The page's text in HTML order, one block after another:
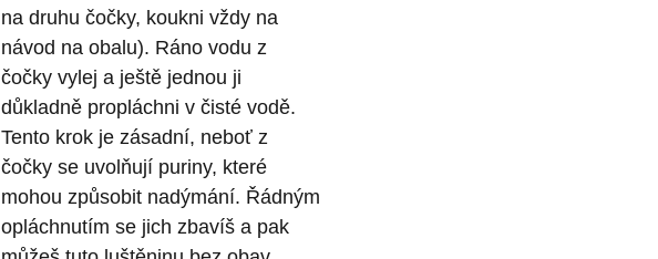
na druhu čočky, koukni vždy na
návod na obalu). Ráno vodu z
čočky vylej a ještě jednou ji
důkladně propláchni v čisté vodě.
Tento krok je zásadní, neboť z
čočky se uvolňují puriny, které
mohou způsobit nadýmání. Řádným
opláchnutím se jich zbavíš a pak